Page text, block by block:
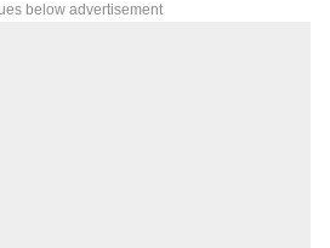
below advertisement